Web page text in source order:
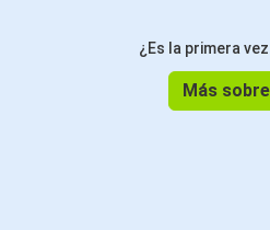
¿Es la primera
Más